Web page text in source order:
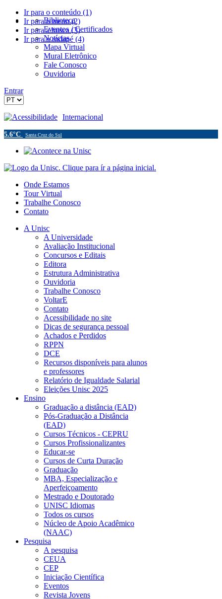
Ir para o conteúdo (1)
Ir para o menu (2)
Ir para a busca (3)
Ir para o rodapé (4)
Biblioteca
Eventos / Certificados
Notícias
Mapa Virtual
Mural Eletrônico
Fale Conosco
Ouvidoria
Entrar
Acessibilidade Internacional
5.6°C Santa Cruz do Sul
Onde Estamos
Tour Virtual
Trabalhe Conosco
Contato
A Unisc
A Universidade
Avaliação Institucional
Concursos e Editais
Editora
Estrutura Administrativa
Ouvidoria
Trabalhe Conosco
VoltarE
Contato
Acessibilidade no site
Dicas de segurança pessoal
Achados e Perdidos
RPPN
DCE
Recursos disponíveis para alunos
e professores
Relatório de Igualdade Salarial
Eleições Unisc 2025
Ensino
Graduação a distância (EAD)
Pós-Graduação a Distância
(EAD)
Cursos Técnicos - CEPRU
Cursos Profissionalizantes
Educar-se
Cursos de Curta Duração
Graduação
MBA, Especialização e
Aperfeiçoamento
Mestrado e Doutorado
UNISC Idiomas
Todos os cursos
Núcleo de Apoio Acadêmico
(NAAC)
Pesquisa
A pesquisa
CEUA
CEP
Iniciação Científica
Eventos
Revista Jovens